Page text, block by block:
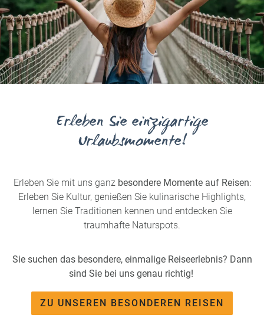
Erleben Sie einzigartige
Urlaubsmomente!
Erleben Sie mit uns ganz besondere Momente auf Reisen:
Erleben Sie Kultur, genießen Sie kulinarische Highlights,
lernen Sie Traditionen kennen und entdecken Sie
traumhafte Naturspots.
Sie suchen das besondere, einmalige Reiseerlebnis? Dann
sind Sie bei uns genau richtig!
ZU UNSEREN BESONDEREN REISEN